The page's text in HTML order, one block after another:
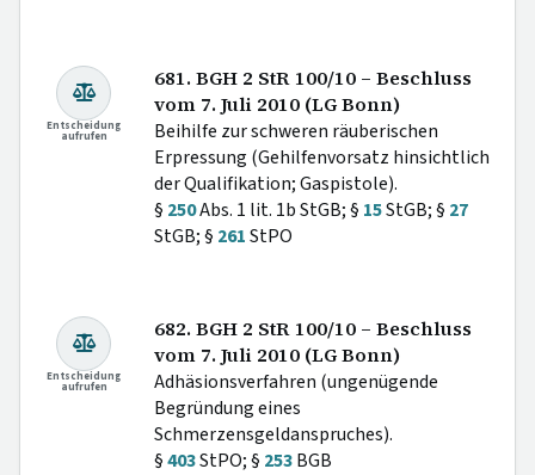
Entscheidung
aufrufen
681. BGH 2 StR 100/10 – Beschluss
vom 7. Juli 2010 (LG Bonn)
Beihilfe zur schweren räuberischen
Erpressung (Gehilfenvorsatz hinsichtlich
der Qualifikation; Gaspistole).
§ 250Abs. 1 lit. 1b StGB; § 15StGB; § 27
StGB; § 261StPO
Entscheidung
aufrufen
682. BGH 2 StR 100/10 – Beschluss
vom 7. Juli 2010 (LG Bonn)
Adhäsionsverfahren (ungenügende
Begründung eines
Schmerzensgeldanspruches).
§403StPO; § 253BGB